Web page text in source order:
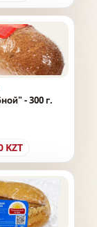
- 300 г.
KZT